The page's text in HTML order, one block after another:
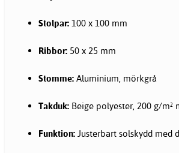
Stolpar: 100 x 100 mm
Ribbor: 50 x 25 mm
Stomme: Aluminium, mörkgrå
Takduk: Beige polyester, 200 g/m²
Funktion: Justerbart solskydd med